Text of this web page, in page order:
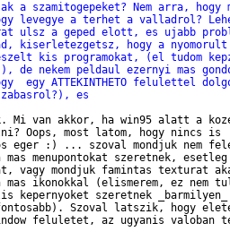
szamitogepeket? Nem arra, hogy
levegye a terhet a valladrol?
ulsz a geped elott, es ujabb
kiserletezgetsz, hogy a
kis programokat, (el tudom
de nekem peldaul ezernyi mas
egy ATTEKINTHETO felulettel
es
Mi van akkor, ha win95 alatt a
Oops, most latom, hogy nincs is
eger :) ... szoval mondjuk nem
menupontokat szeretnek,
vagy mondjuk famintas texturat
ikonokkal (elismerem, ez nem
szeretnek _barmilyen_
Szoval latszik, hogy
feluletet, az ugyanis valoban